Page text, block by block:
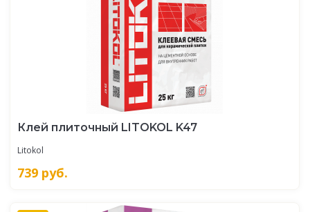
Клей плиточный LITOKOL K47
Litokol
739 руб.